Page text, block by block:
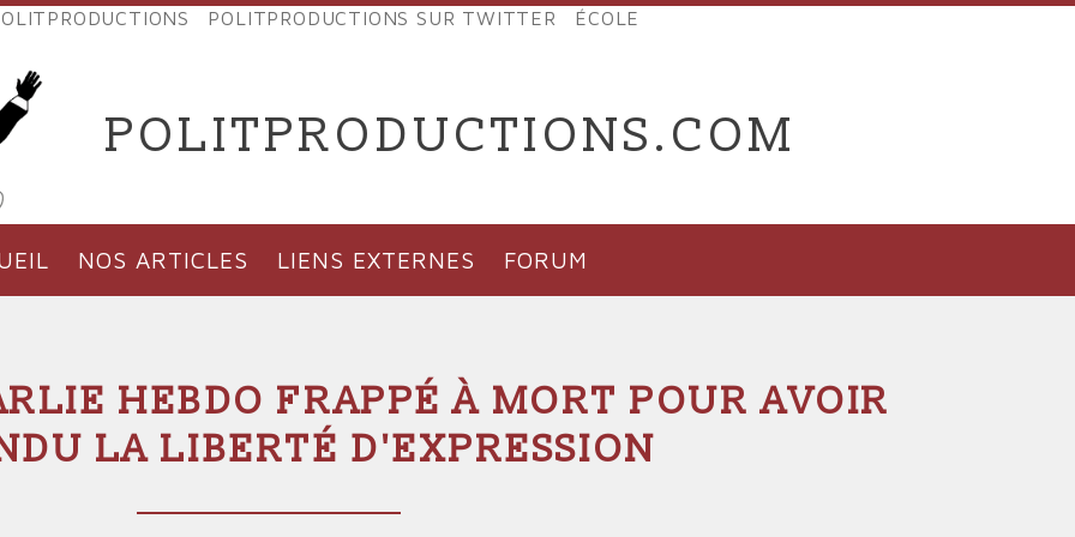
POLITPRODUCTIONS SUR TWITTER ÉCOLE
POLITPRODUCTIONS.COM
NOS ARTICLES LIENS EXTERNES FORUM
HEBDO FRAPPÉ À MORT POUR AVOIR
LA LIBERTÉ D'EXPRESSION